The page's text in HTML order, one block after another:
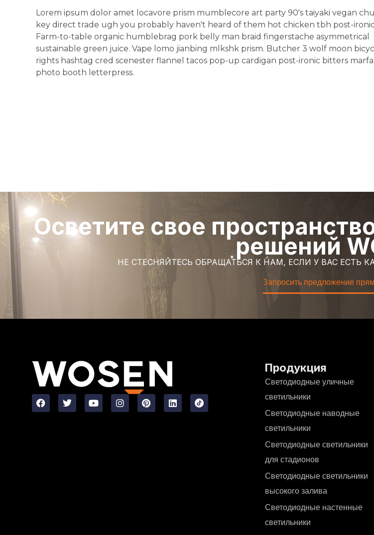
Lorem ipsum dolor amet locavore prism mumblecore art party 90's taiyaki vegan
key direct trade ugh you probably haven't heard of them hot chicken tbh post-
Farm-to-table organic humblebrag pork belly man braid fingerstache asymmetrical
sustainable green juice. Vape lomo jianbing mlkshk prism. Butcher 3 wolf moon
rights hashtag cred scenester flannel tacos pop-up cardigan post-ironic bitters marfa
photo booth letterpress.
Осветите свое
решений
НЕ СТЕСНЯЙТЕСЬ ОБРАЩАТЬСЯ К НАМ, ЕСЛИ У ВАС ЕСТЬ
Запросить предложение
Продукция
Светодиодные уличные
светильники
Светодиодные наводные
светильники
Светодиодные светильники
для стадионов
Светодиодные светильники
высокого залива
Светодиодные настенные
светильники